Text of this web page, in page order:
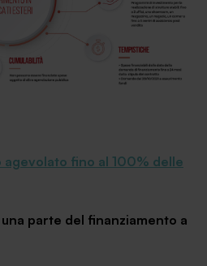
agevolato fino al 100% delle
parte del finanziamento a